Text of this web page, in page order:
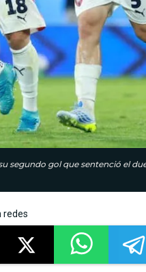
segundo gol que sentenció el
redes